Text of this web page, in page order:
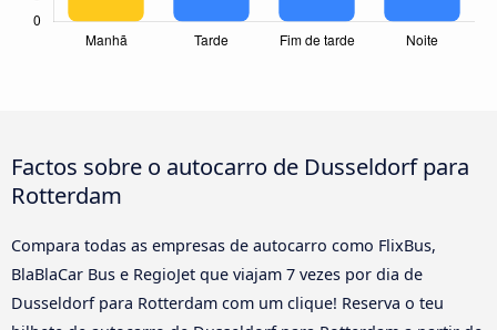
Factos sobre o autocarro de Dusseldorf para
Rotterdam
Compara todas as empresas de autocarro como FlixBus,
BlaBlaCar Bus e RegioJet que viajam 7 vezes por dia de
Dusseldorf para Rotterdam com um clique! Reserva o teu